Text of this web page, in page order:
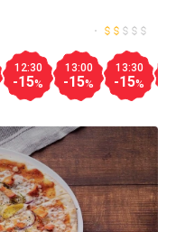
12:30
-15%
13:00
-15%
13:30
-15%